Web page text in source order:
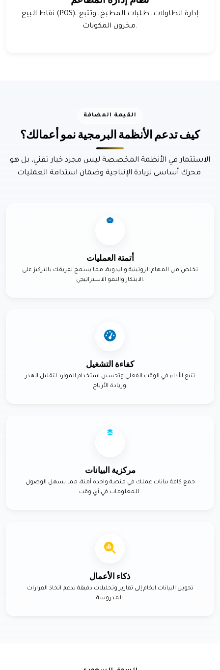
نقاط البيع (POS)، إدارة الطاولات، طلبات المطبخ، وتتبع
مخزون المكونات.
القيمة المضافة
كيف تدعم الأنظمة البرمجية نمو أعمالك؟
الاستثمار في الأنظمة المخصصة ليس مجرد خيار تقني، بل هو
محرك أساسي لزيادة الإنتاجية وضمان استدامة العمليات.
أتمتة العمليات
تخلص من المهام الروتينية واليدوية، مما يسمح لفريقك بالتركيز على
الابتكار والنمو الاستراتيجي.
كفاءة التشغيل
تتبع الأداء في الوقت الفعلي وتحسين استخدام الموارد لتقليل الهدر
وزيادة الأرباح.
مركزية البيانات
جمع كافة بيانات عملك في منصة واحدة آمنة، مما يسهل الوصول
للمعلومات في أي وقت.
ذكاء الأعمال
تحويل البيانات الخام إلى تقارير وتحليلات دقيقة تدعم اتخاذ القرارات
المدروسة.